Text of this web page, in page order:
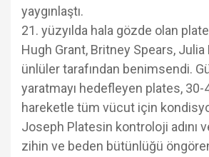
yaygınlaştı.
21. yüzyılda hala gözde olan
Hugh Grant, Britney Spears,
ünlüler tarafından benimsendi.
yaratmayı hedefleyen plates, 30-
hareketle tüm vücut için
Joseph Platesin kontroloji adını
zihin ve beden bütünlüğü